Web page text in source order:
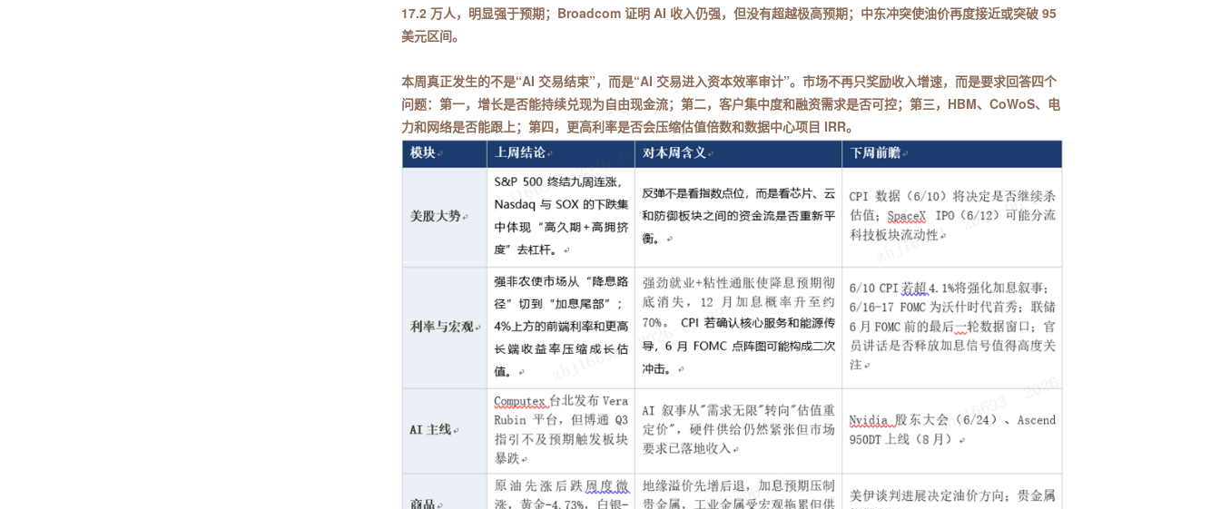
17.2 万人，明显强于预期；Broadcom 证明 AI 收入仍强，但没有超越极高预期；中东冲突使油价再度接近或突破 95
美元区间。
本周真正发生的不是“AI 交易结束”，而是“AI 交易进入资本效率审计”。市场不再只奖励收入增速，而是要求回答四个
问题：第一，增长是否能持续兑现为自由现金流；第二，客户集中度和融资需求是否可控；第三，HBM、CoWoS、电
力和网络是否能跟上；第四，更高利率是否会压缩估值倍数和数据中心项目 IRR。